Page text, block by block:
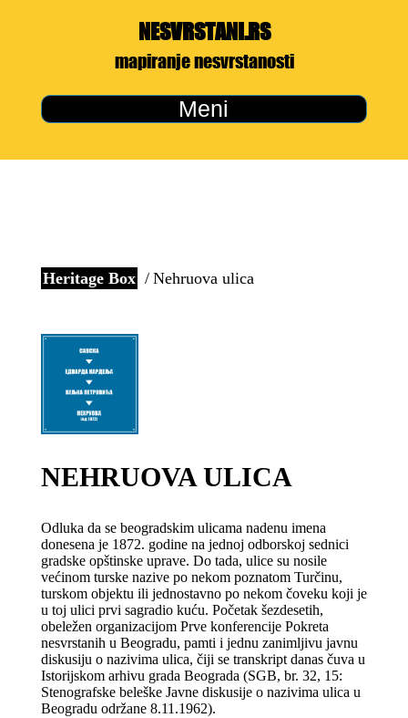
NESVRSTANI.RS
mapiranje nesvrstanosti
Meni
Heritage Box Nehruova ulica
NEHRUOVA ULICA
Odluka da se beogradskim ulicama nadenu imena
donesena je 1872. godine na jednoj odborskoj sednici
gradske opštinske uprave. Do tada, ulice su nosile
većinom turske nazive po nekom poznatom Turčinu,
turskom objektu ili jednostavno po nekom čoveku koji je
u toj ulici prvi sagradio kuću. Početak šezdesetih,
obeležen organizacijom Prve konferencije Pokreta
nesvrstanih u Beogradu, pamti i jednu zanimljivu javnu
diskusiju o nazivima ulica, čiji se transkript danas čuva u
Istorijskom arhivu grada Beograda (SGB, br. 32, 15:
Stenografske beleške Javne diskusije o nazivima ulica u
Beogradu održane 8.11.1962).